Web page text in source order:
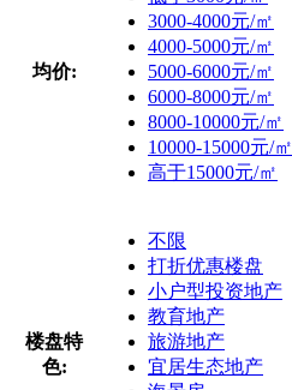
均价:
3000-4000元/㎡
4000-5000元/㎡
5000-6000元/㎡
6000-8000元/㎡
8000-10000元/㎡
10000-15000元/㎡
高于15000元/㎡
楼盘特
色:
不限
打折优惠楼盘
小户型投资地产
教育地产
旅游地产
宜居生态地产